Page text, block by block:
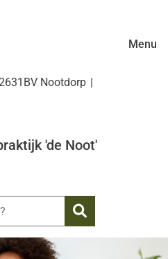
Nootdorp
'de Noot'
Zoeken
Menu